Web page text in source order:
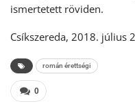
ismertetett röviden.
Csíkszereda, 2018. július
román érettségi
0